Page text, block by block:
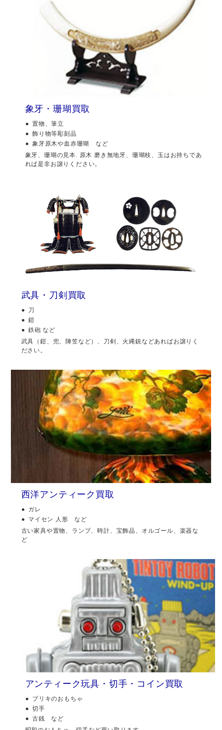
象牙・珊瑚買取
置物、筆立
飾り物等彫刻品
象牙原木や血赤珊瑚 など
象牙、珊瑚の見本. 原木 磨き無地牙、珊瑚枝、玉はお持ちであ
れば是非お譲りください。
武具・刀剣買取
刀
鎧
鉄砲 など
武具（鎧、兜、陣笠など）、刀剣、火縄銃などあればお譲りく
ださい。
西洋アンティーク買取
ガレ
マイセン 人形 など
古い家具や置物、ランプ、時計、宝飾品、オルゴール、楽器な
ど
アンティーク玩具・切手・コイン買取
ブリキのおもちゃ
切手
古銭 など